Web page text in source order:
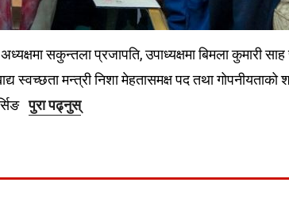
सकुन्तला प्रजापति, उपाध्यक्षमा बिमला कुमारी साह
स्वच्छता मन्त्री निशा मेहतासमक्ष पद तथा
पुरा पढ्नुस्